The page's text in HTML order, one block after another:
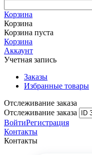
Корзина
Корзина
Корзина пуста
Корзина
Аккаунт
Учетная запись
Заказы
Избранные товары
Отслеживание заказа
Отслеживание заказа
ВойтиРегистрация
Контакты
Контакты